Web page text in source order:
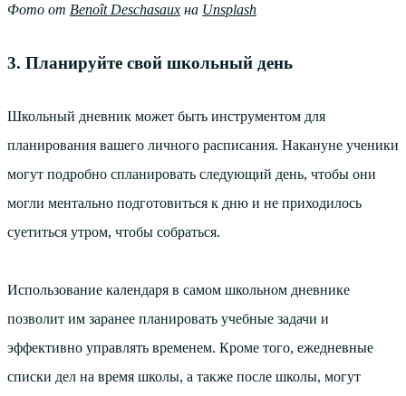
Фото от Benoît Deschasaux на Unsplash
3. Планируйте свой школьный день
Школьный дневник может быть инструментом для
планирования вашего личного расписания. Накануне ученики
могут подробно спланировать следующий день, чтобы они
могли ментально подготовиться к дню и не приходилось
суетиться утром, чтобы собраться.
Использование календаря в самом школьном дневнике
позволит им заранее планировать учебные задачи и
эффективно управлять временем. Кроме того, ежедневные
списки дел на время школы, а также после школы, могут